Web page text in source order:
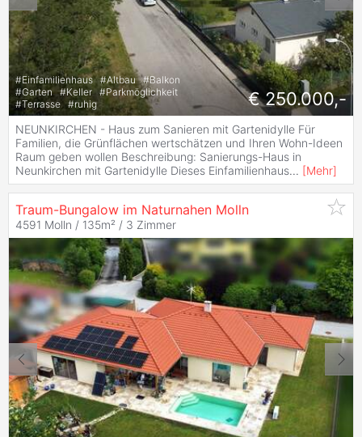
#Einfamilienhaus #Altbau #Balkon
#Garten #Keller #Parkmöglichkeit
#Terrasse #ruhig € 250.000,-
NEUNKIRCHEN - Haus zum Sanieren mit Gartenidylle Für
Familien, die Grünflächen wertschätzen und Ihren Wohn-Ideen
Raum geben wollen Beschreibung: Sanierungs-Haus in
Neunkirchen mit Gartenidylle Dieses Einfamilienhaus... [Mehr]
Traum-Bungalow im Naturnahen Molln
4591 Molln / 135m² / 3 Zimmer